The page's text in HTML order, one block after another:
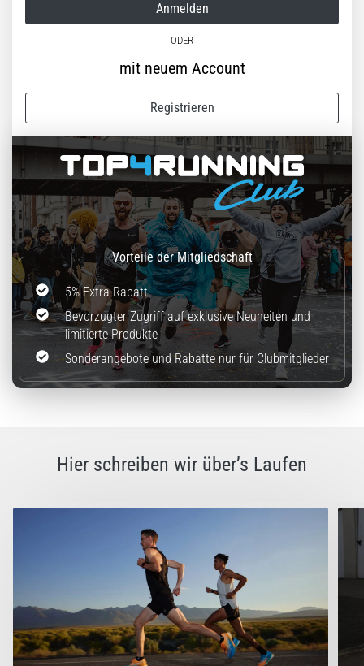
der
häufigsten
die…
Alle
Artikel
Anmelden
mit neuem Account
Registrieren
5% Extra-Rabatt
Bevorzugter Zugriff auf exklusive Neuheiten und
limitierte Produkte
Sonderangebote und Rabatte nur für Clubmitglieder
Hier schreiben wir über’s Laufen